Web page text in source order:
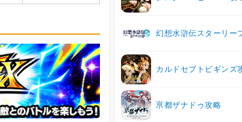
幻想水滸伝スターリー
カルドセプトビギンズ
亰都ザナドゥ攻略